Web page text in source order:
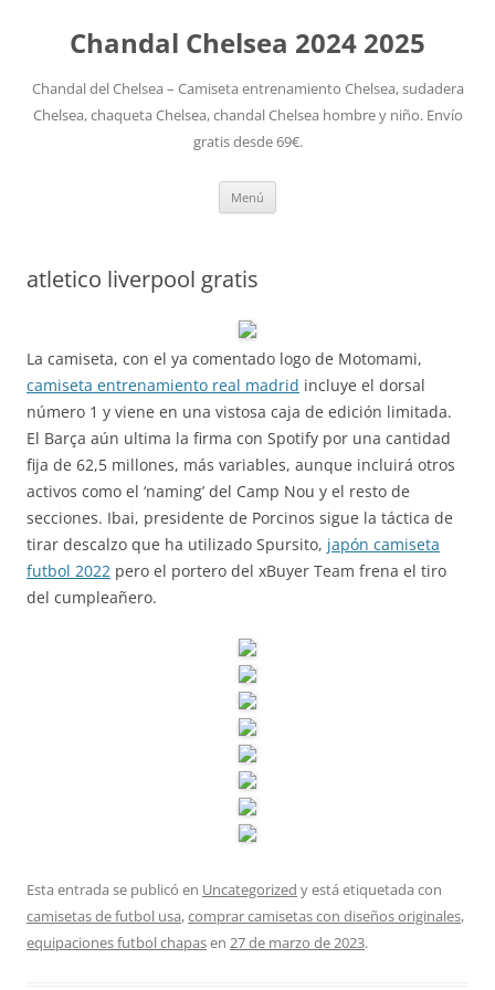
Chandal Chelsea 2024 2025
Chandal del Chelsea – Camiseta entrenamiento Chelsea, sudadera
Chelsea, chaqueta Chelsea, chandal Chelsea hombre y niño. Envío
gratis desde 69€.
Menú
atletico liverpool gratis
La camiseta, con el ya comentado logo de Motomami,
camiseta entrenamiento real madrid incluye el dorsal
número 1 y viene en una vistosa caja de edición limitada.
El Barça aún ultima la firma con Spotify por una cantidad
fija de 62,5 millones, más variables, aunque incluirá otros
activos como el ‘naming’ del Camp Nou y el resto de
secciones. Ibai, presidente de Porcinos sigue la táctica de
tirar descalzo que ha utilizado Spursito, japón camiseta
futbol 2022 pero el portero del xBuyer Team frena el tiro
del cumpleañero.
Esta entrada se publicó en Uncategorized y está etiquetada con
camisetas de futbol usa,comprar camisetas con diseños originales,
equipaciones futbol chapasen 27 de marzo de 2023.